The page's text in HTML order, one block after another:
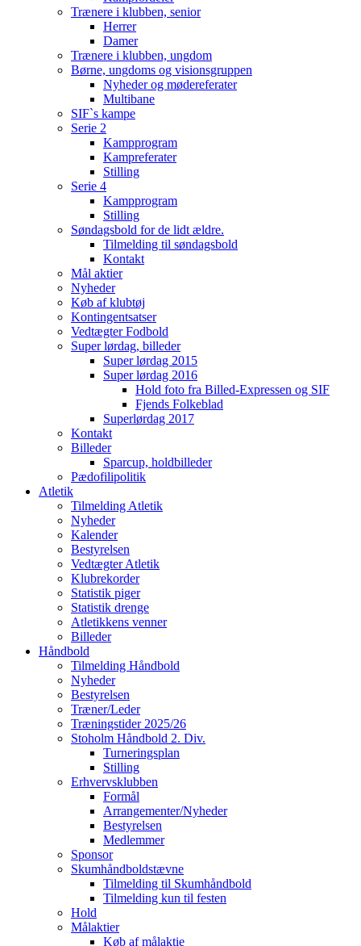
Trænere i klubben, senior
Herrer
Damer
Trænere i klubben, ungdom
Børne, ungdoms og visionsgruppen
Nyheder og mødereferater
Multibane
SIF`s kampe
Serie 2
Kampprogram
Kampreferater
Stilling
Serie 4
Kampprogram
Stilling
Søndagsbold for de lidt ældre.
Tilmelding til søndagsbold
Kontakt
Mål aktier
Nyheder
Køb af klubtøj
Kontingentsatser
Vedtægter Fodbold
Super lørdag, billeder
Super lørdag 2015
Super lørdag 2016
Hold foto fra Billed-Expressen og SIF
Fjends Folkeblad
Superlørdag 2017
Kontakt
Billeder
Sparcup, holdbilleder
Pædofilipolitik
Atletik
Tilmelding Atletik
Nyheder
Kalender
Bestyrelsen
Vedtægter Atletik
Klubrekorder
Statistik piger
Statistik drenge
Atletikkens venner
Billeder
Håndbold
Tilmelding Håndbold
Nyheder
Bestyrelsen
Træner/Leder
Træningstider 2025/26
Stoholm Håndbold 2. Div.
Turneringsplan
Stilling
Erhvervsklubben
Formål
Arrangementer/Nyheder
Bestyrelsen
Medlemmer
Sponsor
Skumhåndboldstævne
Tilmelding til Skumhåndbold
Tilmelding kun til festen
Hold
Målaktier
Køb af målaktie